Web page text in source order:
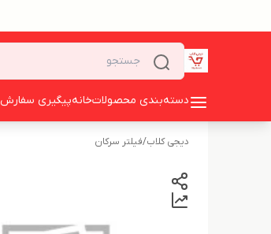
دسته‌بندی محصولاتخانهپیگیری سفارش
دیجی کلاب/فیلتر سرکان